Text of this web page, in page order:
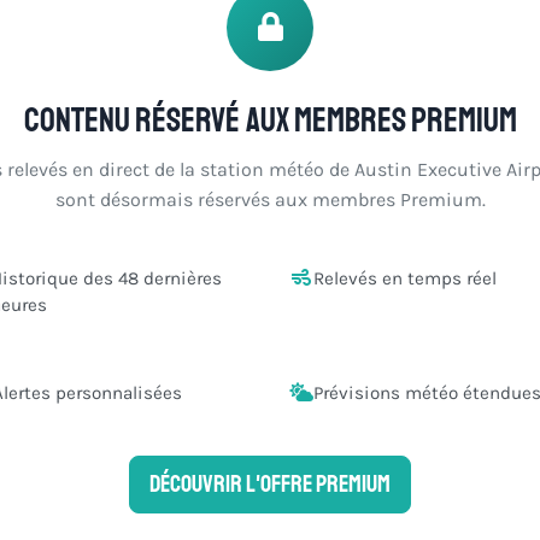
Contenu réservé aux membres Premium
relevés en direct de la station météo de Austin Executive
sont désormais réservés aux membres Premium.
des 48 dernières
Relevés en temps réel
personnalisées Prévisions météo étendues
Découvrir l'offre Premium